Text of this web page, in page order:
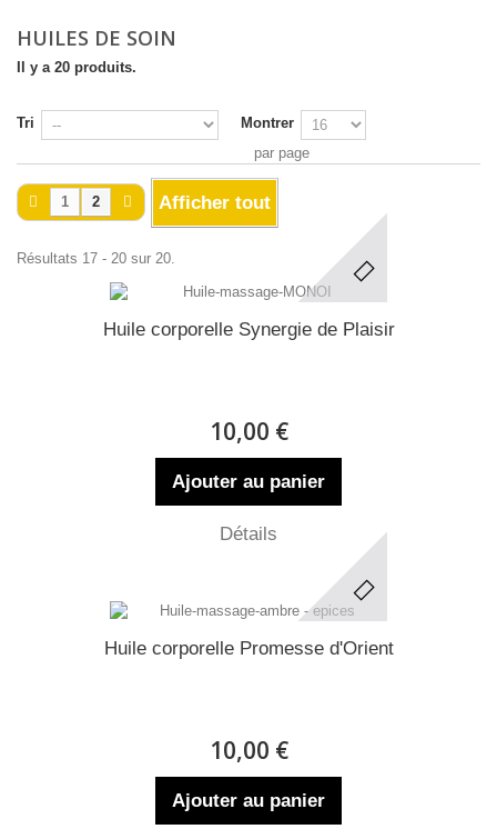
HUILES DE SOIN
Il y a 20 produits.
Tri
Montrer
par page
Afficher tout
1 2
Résultats 17 - 20 sur 20.
Huile corporelle Synergie de Plaisir
10,00 €
Ajouter au panier
Détails
Huile corporelle Promesse d'Orient
10,00 €
Ajouter au panier